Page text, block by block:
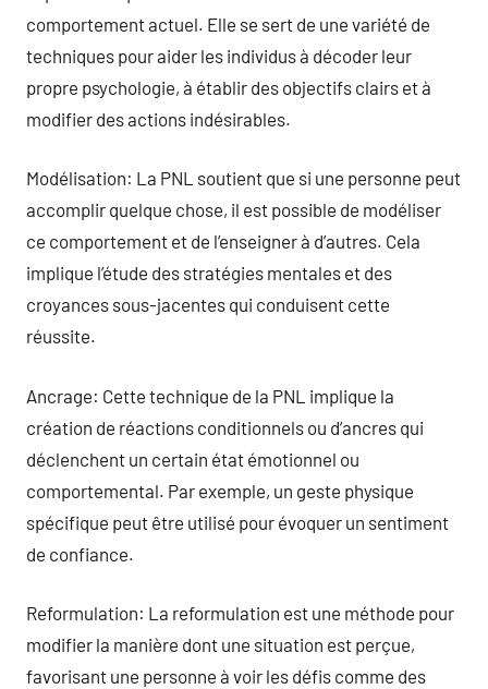
comportement actuel. Elle se sert de une variété de
techniques pour aider les individus à décoder leur
propre psychologie, à établir des objectifs clairs et à
modifier des actions indésirables.
Modélisation: La PNL soutient que si une personne peut
accomplir quelque chose, il est possible de modéliser
ce comportement et de l’enseigner à d’autres. Cela
implique l’étude des stratégies mentales et des
croyances sous-jacentes qui conduisent cette
réussite.
Ancrage: Cette technique de la PNL implique la
création de réactions conditionnels ou d’ancres qui
déclenchent un certain état émotionnel ou
comportemental. Par exemple, un geste physique
spécifique peut être utilisé pour évoquer un sentiment
de confiance.
Reformulation: La reformulation est une méthode pour
modifier la manière dont une situation est perçue,
favorisant une personne à voir les défis comme des